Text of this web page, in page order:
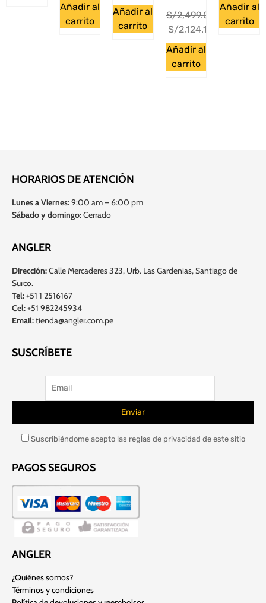
Añadir al
carrito
Añadir al
carrito
S/2,499.00
S/2,124.15
Añadir al
carrito
Añadir al
carrito
HORARIOS DE ATENCIÓN
Lunes a Viernes:9:00 am – 6:00 pm
Sábado y domingo:Cerrado
ANGLER
Dirección:Calle Mercaderes 323, Urb. Las Gardenias, Santiago de
Surco.
Tel:+51 1 2516167
Cel:+51 982245934
Email:tienda@angler.com.pe
SUSCRÍBETE
Suscribiéndome acepto las reglas de privacidad de este sitio
PAGOS SEGUROS
ANGLER
¿Quiénes somos?
Términos y condiciones